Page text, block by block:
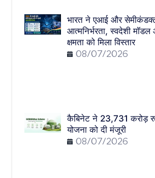
भारत ने एआई और
आत्मनिर्भरता, स्वदेशी
क्षमता को मिला विस्तार
08/07/2026
कैबिनेट ने 23,731 करोड़
योजना को दी मंजूरी
08/07/2026